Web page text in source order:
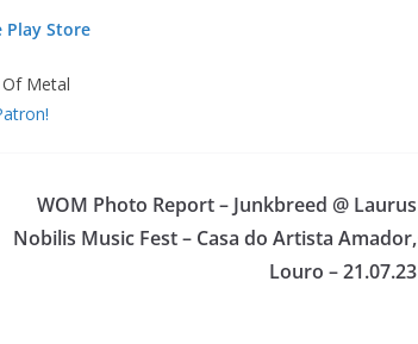
Play Store
Metal
WOM Photo Report – Junkbreed @ Laurus
Nobilis Music Fest – Casa do Artista Amador,
Louro – 21.07.23